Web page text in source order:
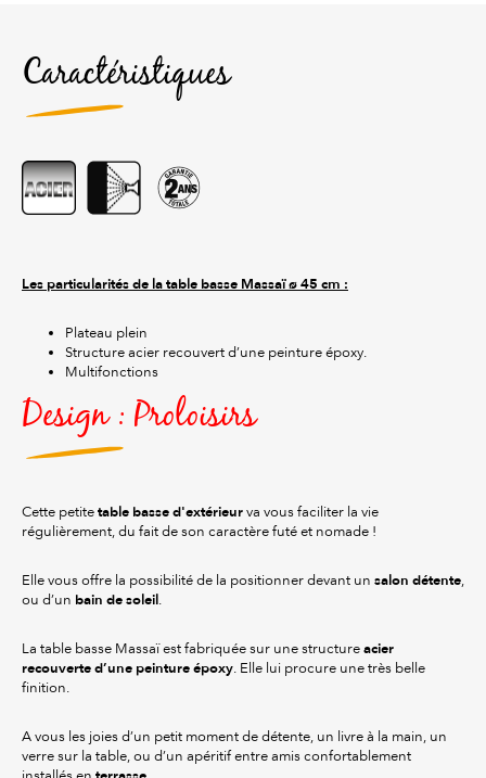
Caractéristiques
Les particularités de la table basse Massaï ø 45 cm :
Plateau plein
Structure acier recouvert d’une peinture époxy.
Multifonctions
Design : Proloisirs
Cette petite table basse d'extérieur va vous faciliter la vie
régulièrement, du fait de son caractère futé et nomade !
Elle vous offre la possibilité de la positionner devant un salon détente,
ou d’un bain de soleil.
La table basse Massaï est fabriquée sur une structure acier
recouverte d’une peinture époxy. Elle lui procure une très belle
finition.
A vous les joies d’un petit moment de détente, un livre à la main, un
verre sur la table, ou d’un apéritif entre amis confortablement